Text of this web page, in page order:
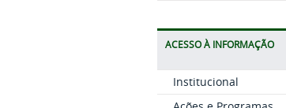
ACESSO À INFORMAÇÃO
Institucional